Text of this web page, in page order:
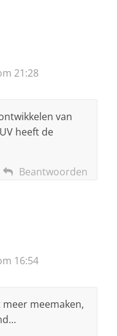
21:28
van
heeft de
Beantwoorden
16:54
meemaken,